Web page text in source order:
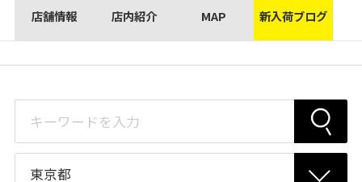
店舗情報 店内紹介 MAP 新入荷ブログ